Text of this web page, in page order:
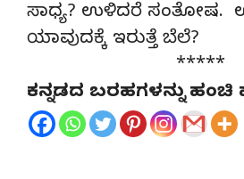
ಸಾಧ್ಯ? ಉಳಿದರೆ ಸಂತೋಷ.
ಯಾವುದಕ್ಕೆ ಇರುತ್ತೆ ಬೆಲೆ?
*****
ಕನ್ನಡದ ಬರಹಗಳನ್ನು ಹಂಚಿ